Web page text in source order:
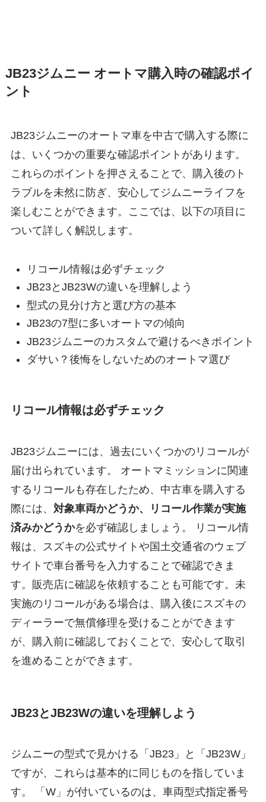
JB23ジムニー オートマ購入時の確認ポイ
ント
JB23ジムニーのオートマ車を中古で購入する際に
は、いくつかの重要な確認ポイントがあります。
これらのポイントを押さえることで、購入後のト
ラブルを未然に防ぎ、安心してジムニーライフを
楽しむことができます。ここでは、以下の項目に
ついて詳しく解説します。
リコール情報は必ずチェック
JB23とJB23Wの違いを理解しよう
型式の見分け方と選び方の基本
JB23の7型に多いオートマの傾向
JB23ジムニーのカスタムで避けるべきポイント
ダサい？後悔をしないためのオートマ選び
リコール情報は必ずチェック
JB23ジムニーには、過去にいくつかのリコールが
届け出られています。 オートマミッションに関連
するリコールも存在したため、中古車を購入する
際には、 対象車両かどうか、リコール作業が実施
済みかどうかを必ず確認しましょう。 リコール情
報は、スズキの公式サイトや国土交通省のウェブ
サイトで車台番号を入力することで確認できま
す。販売店に確認を依頼することも可能です。未
実施のリコールがある場合は、購入後にスズキの
ディーラーで無償修理を受けることができます
が、購入前に確認しておくことで、安心して取引
を進めることができます。
JB23とJB23Wの違いを理解しよう
ジムニーの型式で見かける「JB23」と「JB23W」
ですが、これらは基本的に同じものを指していま
す。 「W」が付いているのは、車両型式指定番号